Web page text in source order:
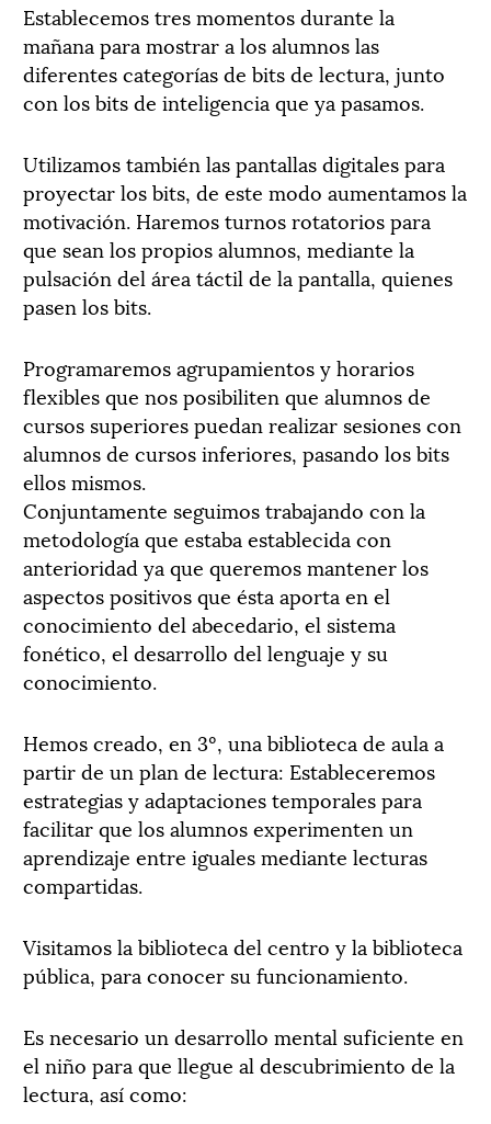
Establecemos tres momentos durante la
mañana para mostrar a los alumnos las
diferentes categorías de bits de lectura, junto
con los bits de inteligencia que ya pasamos.
Utilizamos también las pantallas digitales para
proyectar los bits, de este modo aumentamos la
motivación. Haremos turnos rotatorios para
que sean los propios alumnos, mediante la
pulsación del área táctil de la pantalla, quienes
pasen los bits.
Programaremos agrupamientos y horarios
flexibles que nos posibiliten que alumnos de
cursos superiores puedan realizar sesiones con
alumnos de cursos inferiores, pasando los bits
ellos mismos.
Conjuntamente seguimos trabajando con la
metodología que estaba establecida con
anterioridad ya que queremos mantener los
aspectos positivos que ésta aporta en el
conocimiento del abecedario, el sistema
fonético, el desarrollo del lenguaje y su
conocimiento.
Hemos creado, en 3º, una biblioteca de aula a
partir de un plan de lectura: Estableceremos
estrategias y adaptaciones temporales para
facilitar que los alumnos experimenten un
aprendizaje entre iguales mediante lecturas
compartidas.
Visitamos la biblioteca del centro y la biblioteca
pública, para conocer su funcionamiento.
Es necesario un desarrollo mental suficiente en
el niño para que llegue al descubrimiento de la
lectura, así como: